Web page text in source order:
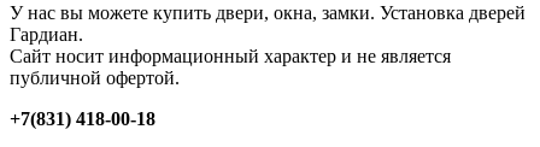
У нас вы можете купить двери, окна, замки. Установка дверей
Гардиан.
Сайт носит информационный характер и не является
публичной офертой.
+7(831) 418-00-18